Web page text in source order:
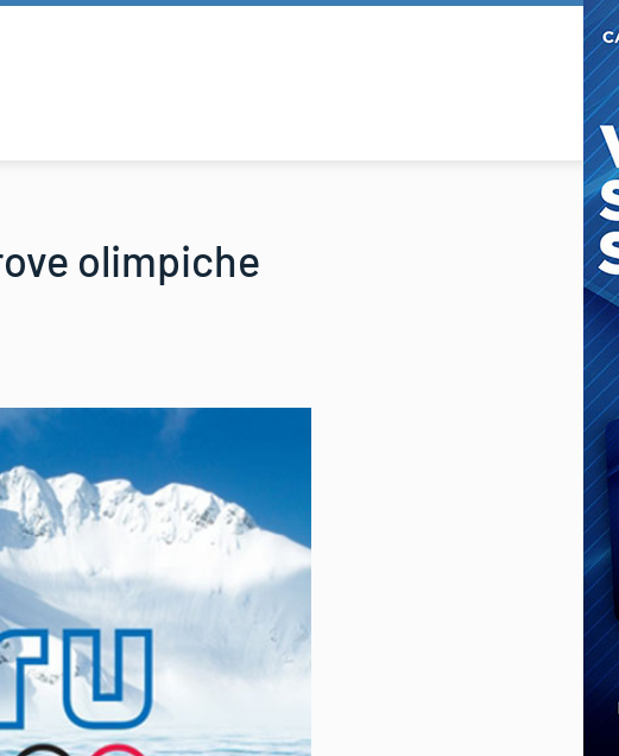
olimpiche